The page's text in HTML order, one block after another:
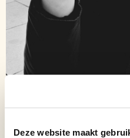
Deze website maakt
Biography of artist: Vitalė Klevečkaitė